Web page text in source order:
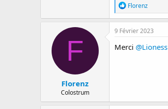
R
é
a
c
i
o
Florenz
F
Florenz
Colostrum
9 Février 2023
Merci @Lioness